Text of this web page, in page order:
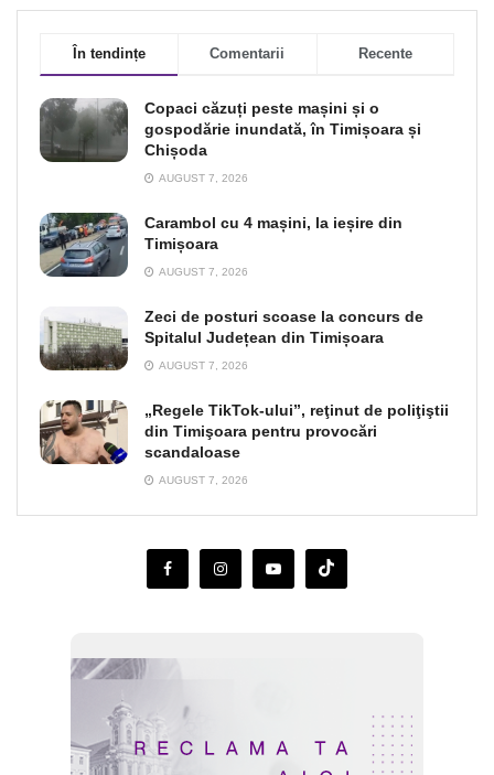
În tendințe Comentarii Recente
Copaci căzuți peste mașini și o
gospodărie inundată, în Timișoara și
Chișoda
AUGUST 7, 2026
Carambol cu 4 mașini, la ieșire din
Timișoara
AUGUST 7, 2026
Zeci de posturi scoase la concurs de
Spitalul Județean din Timișoara
AUGUST 7, 2026
„Regele TikTok-ului”, reţinut de poliţiştii
din Timişoara pentru provocări
scandaloase
AUGUST 7, 2026